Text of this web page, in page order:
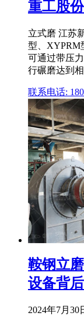
重工股
立式磨 江苏
型、XYPRM
可通过带压
行碾磨达到
联系电话: 180
鞍钢立
设备背
2024年7月